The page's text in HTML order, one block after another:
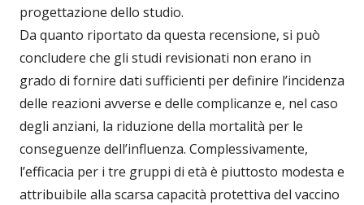
progettazione dello studio.
Da quanto riportato da questa recensione, si può
concludere che gli studi revisionati non erano in
grado di fornire dati sufficienti per definire l’incidenza
delle reazioni avverse e delle complicanze e, nel caso
degli anziani, la riduzione della mortalità per le
conseguenze dell’influenza. Complessivamente,
l’efficacia per i tre gruppi di età è piuttosto modesta e
attribuibile alla scarsa capacità protettiva del vaccino